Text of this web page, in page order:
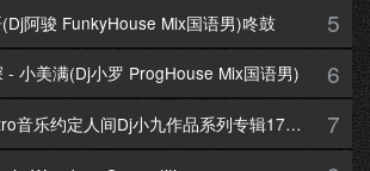
阿骏 FunkyHouse Mix国语男)咚鼓 5
- 小美满(Dj小罗 ProgHouse Mix国语男) 6
Dj细聪-国粤语Electro音乐约定人间Dj小九作品系列专辑172Mix串烧 7